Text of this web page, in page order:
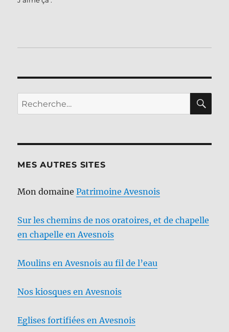
Recherche
pour :
MES AUTRES SITES
Mon domainePatrimoine Avesnois
Sur les chemins de nos oratoires, et de chapelle
en chapelle en Avesnois
Moulins en Avesnois au fil de l’eau
Nos kiosques en Avesnois
Eglises fortifiées en Avesnois